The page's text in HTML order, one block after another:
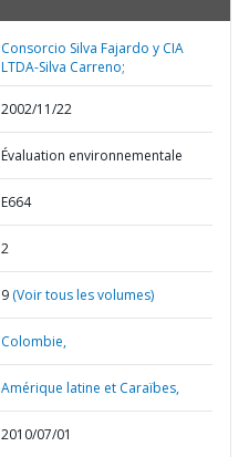
Consorcio Silva Fajardo y CIA
LTDA-Silva Carreno;
2002/11/22
Évaluation environnementale
E664
2
9 (Voir tous les volumes)
Colombie,
Amérique latine et Caraïbes,
2010/07/01